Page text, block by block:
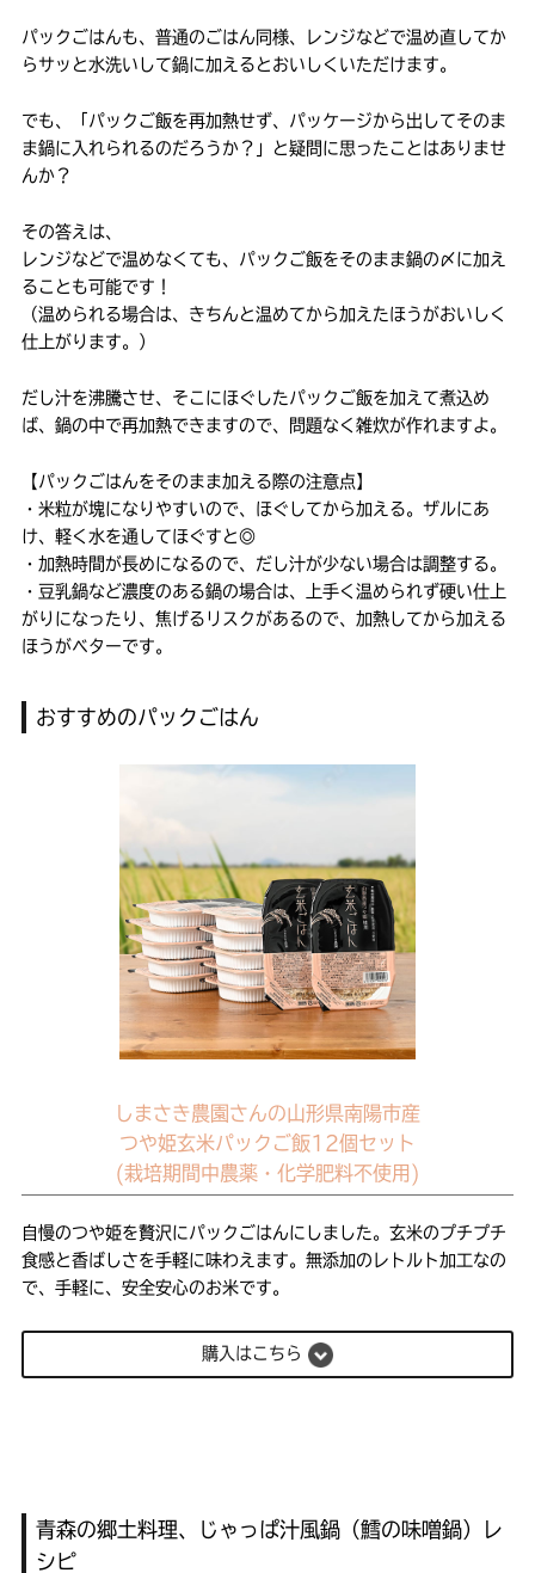
パックごはんも、普通のごはん同様、レンジなどで温め直してか
らサッと水洗いして鍋に加えるとおいしくいただけます。
でも、「パックご飯を再加熱せず、パッケージから出してそのま
ま鍋に入れられるのだろうか？」と疑問に思ったことはありませ
んか？
その答えは、
レンジなどで温めなくても、パックご飯をそのまま鍋の〆に加え
ることも可能です！
（温められる場合は、きちんと温めてから加えたほうがおいしく
仕上がります。）
だし汁を沸騰させ、そこにほぐしたパックご飯を加えて煮込め
ば、鍋の中で再加熱できますので、問題なく雑炊が作れますよ。
【パックごはんをそのまま加える際の注意点】
・米粒が塊になりやすいので、ほぐしてから加える。ザルにあ
け、軽く水を通してほぐすと◎
・加熱時間が長めになるので、だし汁が少ない場合は調整する。
・豆乳鍋など濃度のある鍋の場合は、上手く温められず硬い仕上
がりになったり、焦げるリスクがあるので、加熱してから加える
ほうがベターです。
おすすめのパックごはん
しまさき農園さんの山形県南陽市産
つや姫玄米パックご飯12個セット
(栽培期間中農薬・化学肥料不使用)
自慢のつや姫を贅沢にパックごはんにしました。玄米のプチプチ
食感と香ばしさを手軽に味わえます。無添加のレトルト加工なの
で、手軽に、安全安心のお米です。
購入はこちら
青森の郷土料理、じゃっぱ汁風鍋（鱈の味噌鍋）レ
シピ